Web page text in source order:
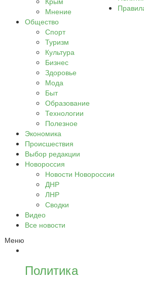
Мнение
Общество
Спорт
Туризм
Культура
Бизнес
Здоровье
Мода
Быт
Образование
Технологии
Полезное
Экономика
Происшествия
Выбор редакции
Новороссия
Новости Новороссии
ДНР
ЛНР
Сводки
Видео
Все новости
Меню
Политика